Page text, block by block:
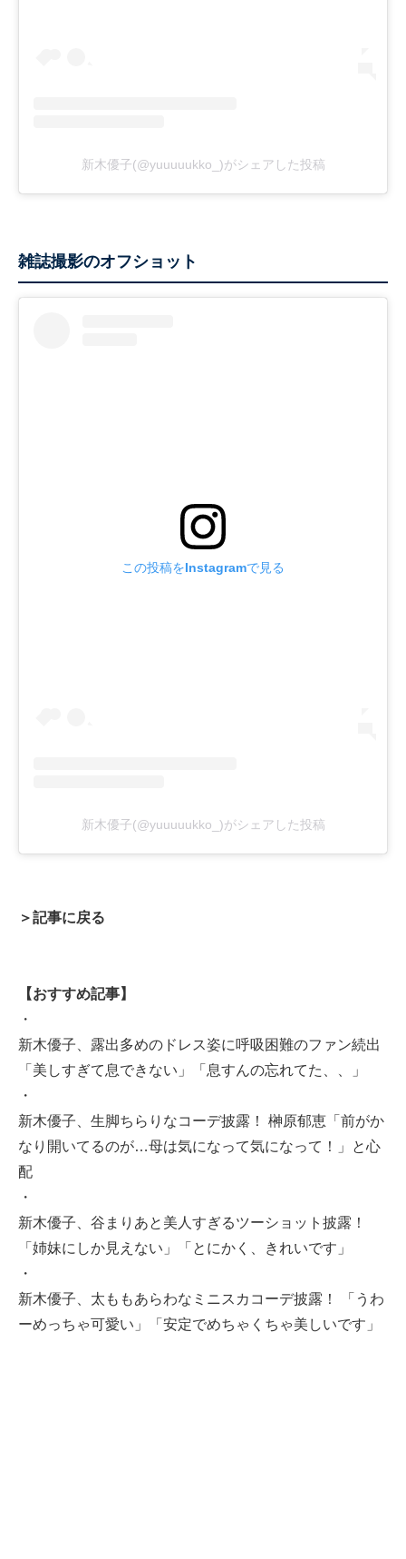
新木優子(@yuuuuukko_)がシェアした投稿
雑誌撮影のオフショット
この投稿をInstagramで見る
新木優子(@yuuuuukko_)がシェアした投稿
＞記事に戻る
【おすすめ記事】
・
新木優子、露出多めのドレス姿に呼吸困難のファン続出
「美しすぎて息できない」「息すんの忘れてた、、」
・
新木優子、生脚ちらりなコーデ披露！ 榊原郁恵「前がか
なり開いてるのが…母は気になって気になって！」と心
配
・
新木優子、谷まりあと美人すぎるツーショット披露！
「姉妹にしか見えない」「とにかく、きれいです」
・
新木優子、太ももあらわなミニスカコーデ披露！ 「うわ
ーめっちゃ可愛い」「安定でめちゃくちゃ美しいです」